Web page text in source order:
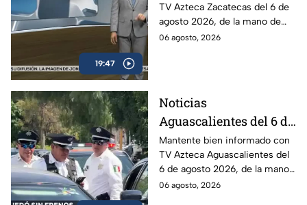
19:47
TV Azteca Zacatecas del 6 de
agosto 2026, de la mano de
Víctor Santiago.
06 agosto, 2026
Noticias
Aguascalientes del 6 de
agosto 2026
Mantente bien informado con
TV Azteca Aguascalientes del
6 de agosto 2026, de la mano
de Roberta Sánchez.
06 agosto, 2026